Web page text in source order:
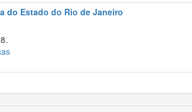
do Estado do Rio de Janeiro